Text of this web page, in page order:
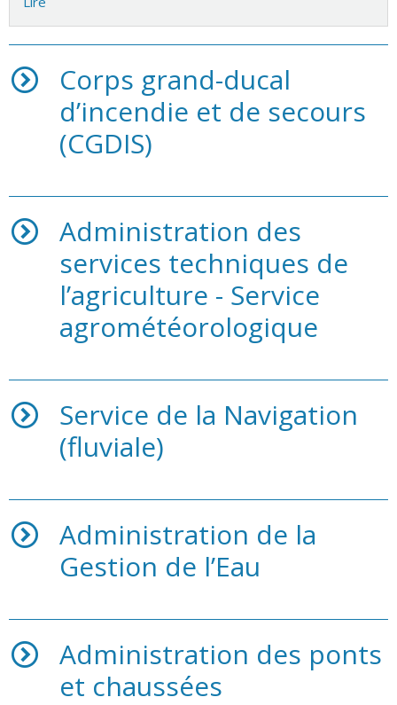
Corps grand-ducal
d’incendie et de secours
(CGDIS)
Administration des
services techniques de
l’agriculture - Service
agrométéorologique
Service de la Navigation
(fluviale)
Administration de la
Gestion de l’Eau
Administration des ponts
et chaussées